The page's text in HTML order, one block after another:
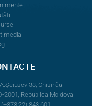
33, Chișinău
2001, Republica Moldova
(+373 22) 843 601